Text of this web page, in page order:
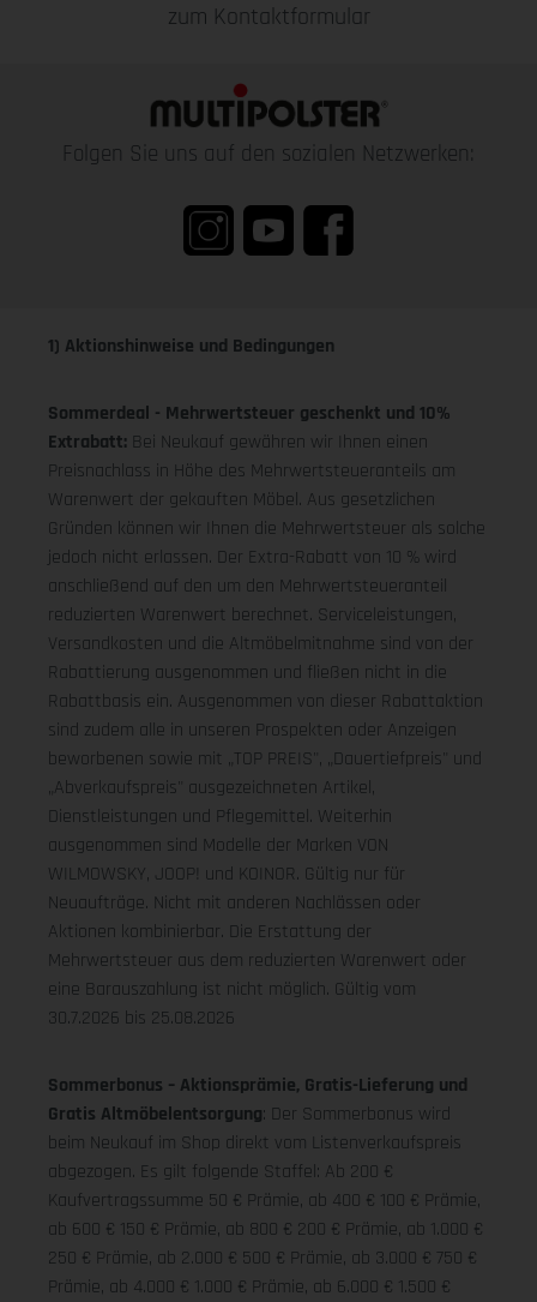
zum Kontaktformular
Folgen Sie uns auf den sozialen Netzwerken:
1) Aktionshinweise und Bedingungen
Sommerdeal - Mehrwertsteuer geschenkt und 10%
Extrabatt: Bei Neukauf gewähren wir Ihnen einen
Preisnachlass in Höhe des Mehrwertsteueranteils am
Warenwert der gekauften Möbel. Aus gesetzlichen
Gründen können wir Ihnen die Mehrwertsteuer als solche
jedoch nicht erlassen. Der Extra-Rabatt von 10 % wird
anschließend auf den um den Mehrwertsteueranteil
reduzierten Warenwert berechnet. Serviceleistungen,
Versandkosten und die Altmöbelmitnahme sind von der
Rabattierung ausgenommen und fließen nicht in die
Rabattbasis ein. Ausgenommen von dieser Rabattaktion
sind zudem alle in unseren Prospekten oder Anzeigen
beworbenen sowie mit „TOP PREIS", „Dauertiefpreis" und
„Abverkaufspreis" ausgezeichneten Artikel,
Dienstleistungen und Pflegemittel. Weiterhin
ausgenommen sind Modelle der Marken VON
WILMOWSKY, JOOP! und KOINOR. Gültig nur für
Neuaufträge. Nicht mit anderen Nachlässen oder
Aktionen kombinierbar. Die Erstattung der
Mehrwertsteuer aus dem reduzierten Warenwert oder
eine Barauszahlung ist nicht möglich. Gültig vom
30.7.2026 bis 25.08.2026
Sommerbonus – Aktionsprämie, Gratis-Lieferung und
Gratis Altmöbelentsorgung: Der Sommerbonus wird
beim Neukauf im Shop direkt vom Listenverkaufspreis
abgezogen. Es gilt folgende Staffel: Ab 200 €
Kaufvertragssumme 50 € Prämie, ab 400 € 100 € Prämie,
ab 600 € 150 € Prämie, ab 800 € 200 € Prämie, ab 1.000 €
250 € Prämie, ab 2.000 € 500 € Prämie, ab 3.000 € 750 €
Prämie, ab 4.000 € 1.000 € Prämie, ab 6.000 € 1.500 €